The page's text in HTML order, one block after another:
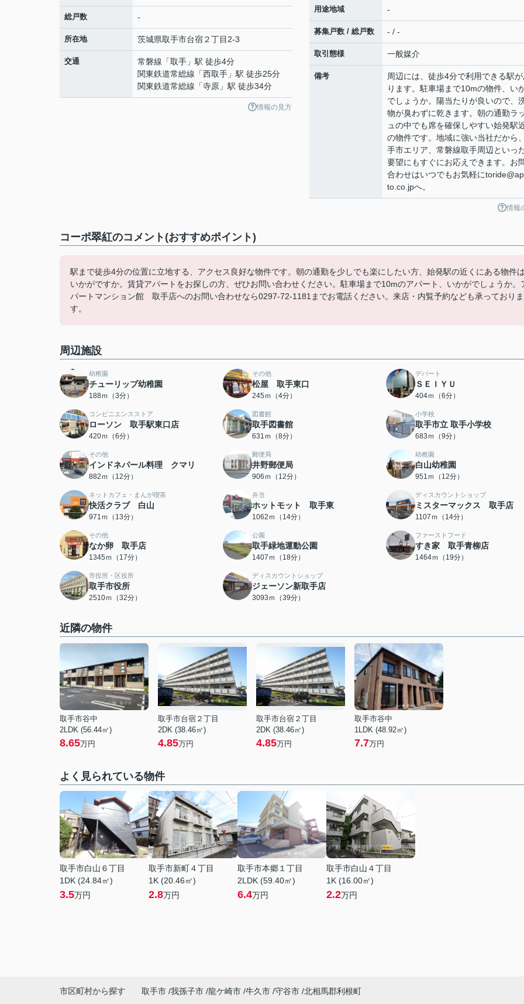
総戸数 -
所在地 茨城県取手市台宿２丁目2-3
交通 常磐線 「取手 」駅 徒歩4分
関東鉄道常総線 「西取手 」駅 徒歩25分
関東鉄道常総線 「寺原 」駅 徒歩34分
情報の見方
用途地域 -
募集戸数 / 総戸数 - / -
取引態様 一般媒介
備考
周辺には、徒歩4分で利用できる駅が
ります。駐車場まで10mの物件、い
でしょうか。陽当たりが良いので、
物が臭わずに乾きます。朝の通勤ラ
ュの中でも席を確保しやすい始発駅
の物件です。地域に強い当社だから
手市エリア、常磐線取手周辺といっ
要望にもすぐにお応えできます。お
合わせはいつでもお気軽に
to.co.jpへ。
情報
コーポ翠紅のコメント(おすすめポイント)
駅まで徒歩4分の位置に立地する、アクセス良好な物件です。朝の通勤を少しでも楽にしたい方、始発駅の近くにある物件は
いかがですか。賃貸アパートをお探しの方、ぜひお問い合わせください。駐車場まで10mのアパート、いかがでしょうか。
パートマンション館 取手店へのお問い合わせなら0297-72-1181までお電話ください。来店・内覧予約なども承っておりま
す。
周辺施設
幼稚園
チューリップ幼稚園
188ｍ（3分）
その他
松屋 取手東口
245ｍ（4分）
デパート
ＳＥＩＹＵ
404ｍ（6分）
コンビニエンスストア
ローソン 取手駅東口店
420ｍ（6分）
図書館
取手図書館
631ｍ（8分）
小学校
取手市立 取手小学校
683ｍ（9分）
その他
インドネパール料理 クマリ
882ｍ（12分）
郵便局
井野郵便局
906ｍ（12分）
幼稚園
白山幼稚園
951ｍ（12分）
ネットカフェ・まんが喫茶
快活クラブ 白山
971ｍ（13分）
弁当
ホットモット 取手東
1062ｍ（14分）
ディスカウントショップ
ミスターマックス 取手店
1107ｍ（14分）
その他
なか卵 取手店
1345ｍ（17分）
公園
取手緑地運動公園
1407ｍ（18分）
ファーストフード
すき家 取手青柳店
1464ｍ（19分）
市役所・区役所
取手市役所
2510ｍ（32分）
ディスカウントショップ
ジェーソン新取手店
3093ｍ（39分）
近隣の物件
取手市谷中
2LDK (56.44㎡)
8.65万円
取手市台宿２丁目
2DK (38.46㎡)
4.85万円
取手市台宿２丁目
2DK (38.46㎡)
4.85万円
取手市谷中
1LDK (48.92㎡)
7.7万円
よく見られている物件
取手市白山６丁目
1DK (24.84㎡)
3.5万円
取手市新町４丁目
1K (20.46㎡)
2.8万円
取手市本郷１丁目
2LDK (59.40㎡)
6.4万円
取手市白山４丁目
1K (16.00㎡)
2.2万円
市区町村から探す 取手市 我孫子市 龍ケ崎市 牛久市 守谷市 北相馬郡利根町